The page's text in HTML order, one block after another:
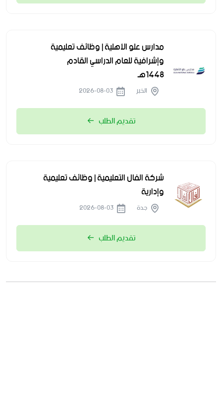
مدارس علو الأهلية | وظائف تعليمية
وإشرافية للعام الدراسي القادم
1448هـ
الخبر
تقديم الطلب
شركة الفال التعليمية | وظائف تعليمية
وإدارية
جدة
تقديم الطلب